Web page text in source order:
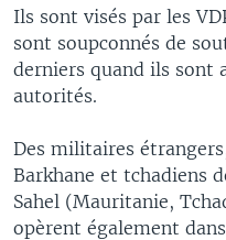
Ils sont visés par les
sont soupconnés de
derniers quand ils sont
autorités.
Des militaires
Barkhane et tchadiens
Sahel (Mauritanie,
opèrent également